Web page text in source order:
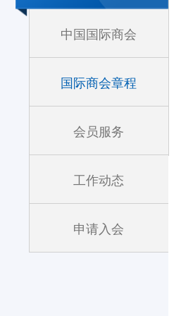
中国国际商会
国际商会章程
会员服务
工作动态
申请入会